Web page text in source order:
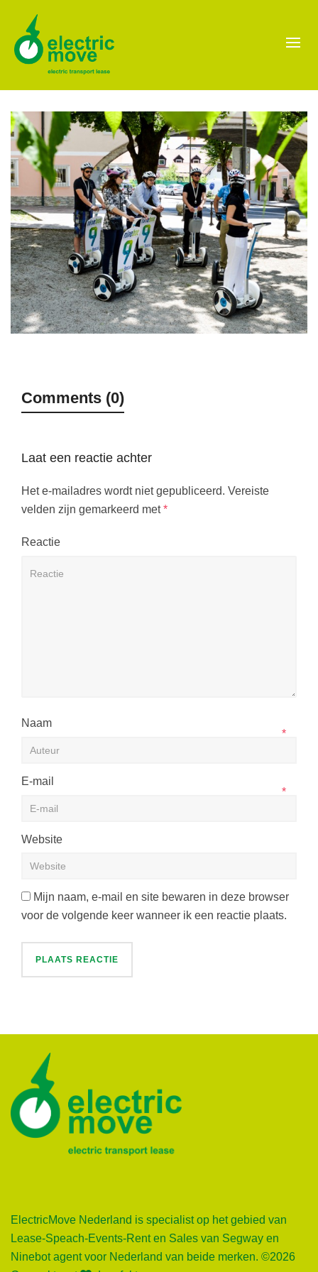
Comments (0)
Laat een reactie achter
Het e-mailadres wordt niet gepubliceerd. Vereiste
velden zijn gemarkeerd met*
Reactie
Naam
*
E-mail
*
Website
Mijn naam, e-mail en site bewaren in deze browser
voor de volgende keer wanneer ik een reactie plaats.
ElectricMove Nederland is specialist op het gebied van
Lease-Speach-Events-Rent en Sales van Segway en
Ninebot agent voor Nederland van beide merken. ©2026